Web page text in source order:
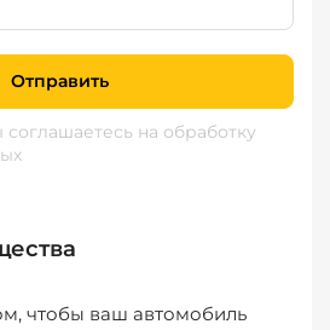
Отправить
на обработку
чтобы ваш автомобиль